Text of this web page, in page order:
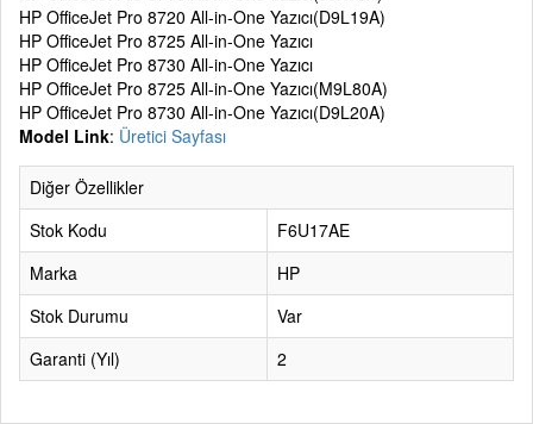
HP OfficeJet Pro 8720 All-in-One Yazıcı(D9L19A)
HP OfficeJet Pro 8725 All-in-One Yazıcı
HP OfficeJet Pro 8730 All-in-One Yazıcı
HP OfficeJet Pro 8725 All-in-One Yazıcı(M9L80A)
HP OfficeJet Pro 8730 All-in-One Yazıcı(D9L20A)
Model Link: Üretici Sayfası
Diğer Özellikler
Stok Kodu
F6U17AE
Marka
HP
Stok Durumu
Var
Garanti (Yıl)
2